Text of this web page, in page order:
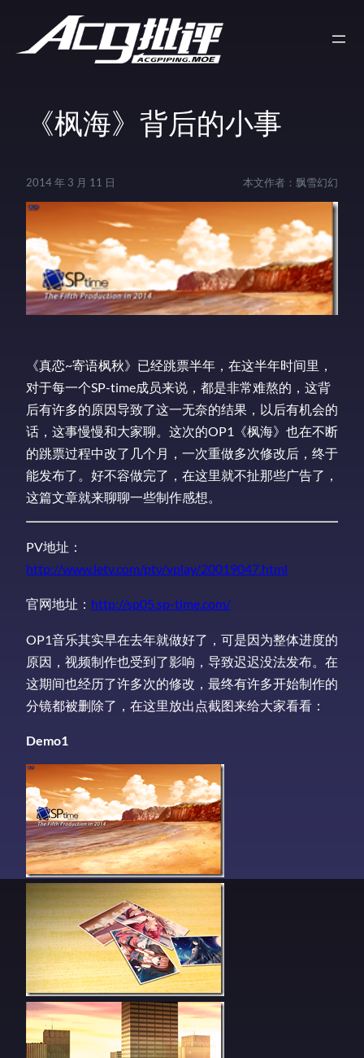
《枫海》背后的小事
2014 年 3 月 11 日 本文作者： 飘雪幻幻
《真恋~寄语枫秋》已经跳票半年，在这半年时间里，
对于每一个SP-time成员来说，都是非常难熬的，这背
后有许多的原因导致了这一无奈的结果，以后有机会的
话，这事慢慢和大家聊。这次的OP1《枫海》也在不断
的跳票过程中改了几个月，一次重做多次修改后，终于
能发布了。好不容做完了，在这里就不扯那些广告了，
这篇文章就来聊聊一些制作感想。
PV地址：
http://www.letv.com/ptv/vplay/20019047.html
官网地址： http://sp05.sp-time.com/
OP1音乐其实早在去年就做好了，可是因为整体进度的
原因，视频制作也受到了影响，导致迟迟没法发布。在
这期间也经历了许多次的修改，最终有许多开始制作的
分镜都被删除了，在这里放出点截图来给大家看看：
Demo1